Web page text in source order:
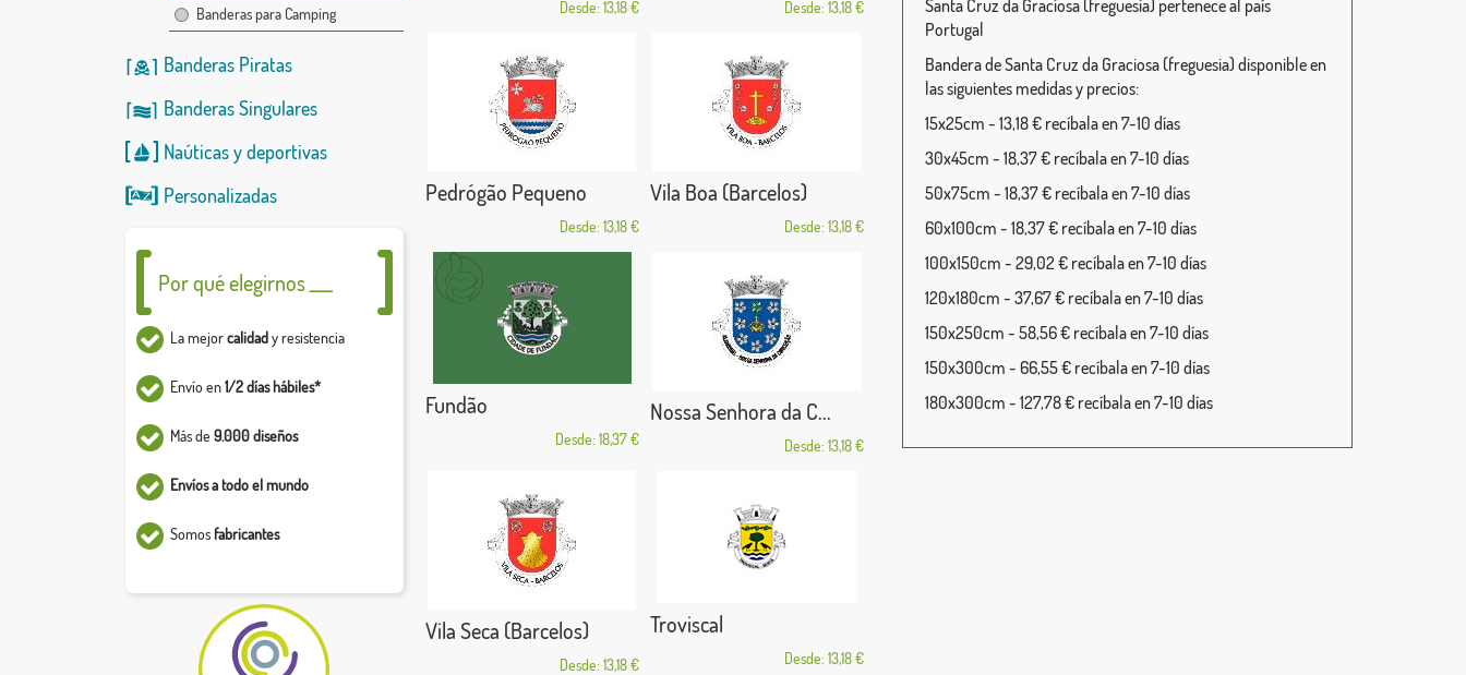
Banderas para Camping
Banderas Piratas
Banderas Singulares
Naúticasydeportivas
Personalizadas
Por qué elegirnos ___
La mejorcalidady resistencia
Envío en1/2 días hábiles*
Más de 9.000 diseños
Envíos a todo el mundo
Somosfabricantes
Desde: 13,18 € Desde: 13,18 €
Pedrógão Pequeno
Desde: 13,18 €
Vila Boa (Barcelos)
Desde: 13,18 €
Fundão
Desde: 18,37 €
Nossa Senhora da C...
Desde: 13,18 €
Vila Seca (Barcelos)
Desde: 13,18 €
Troviscal
Desde: 13,18 €
Santa Cruz da Graciosa (freguesia) pertenece al país
Portugal
Bandera de Santa Cruz da Graciosa (freguesia) disponible en
las siguientes medidas y precios:
15x25cm - 13,18 € recíbala en 7-10 días
30x45cm - 18,37 € recíbala en 7-10 días
50x75cm - 18,37 € recíbala en 7-10 días
60x100cm - 18,37 € recíbala en 7-10 días
100x150cm - 29,02 € recíbala en 7-10 días
120x180cm - 37,67 € recíbala en 7-10 días
150x250cm - 58,56 € recíbala en 7-10 días
150x300cm - 66,55 € recíbala en 7-10 días
180x300cm - 127,78 € recíbala en 7-10 días